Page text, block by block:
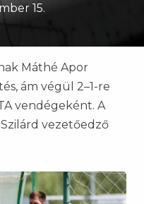
15.
Máthé Apor
ám végül 2–1-re
vendégeként. A
vezetőedző